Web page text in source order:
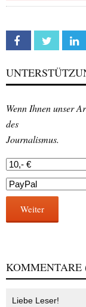
Facebook Twitter
Wenn Ihnen unser
des
Journalismus.
Weiter
KOMMENTARE
Liebe Leser!